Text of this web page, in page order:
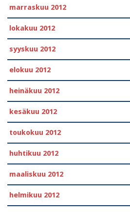
marraskuu 2012
lokakuu 2012
syyskuu 2012
elokuu 2012
heinäkuu 2012
kesäkuu 2012
toukokuu 2012
huhtikuu 2012
maaliskuu 2012
helmikuu 2012